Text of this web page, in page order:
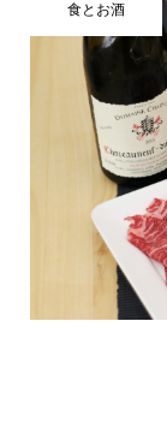
食とお酒